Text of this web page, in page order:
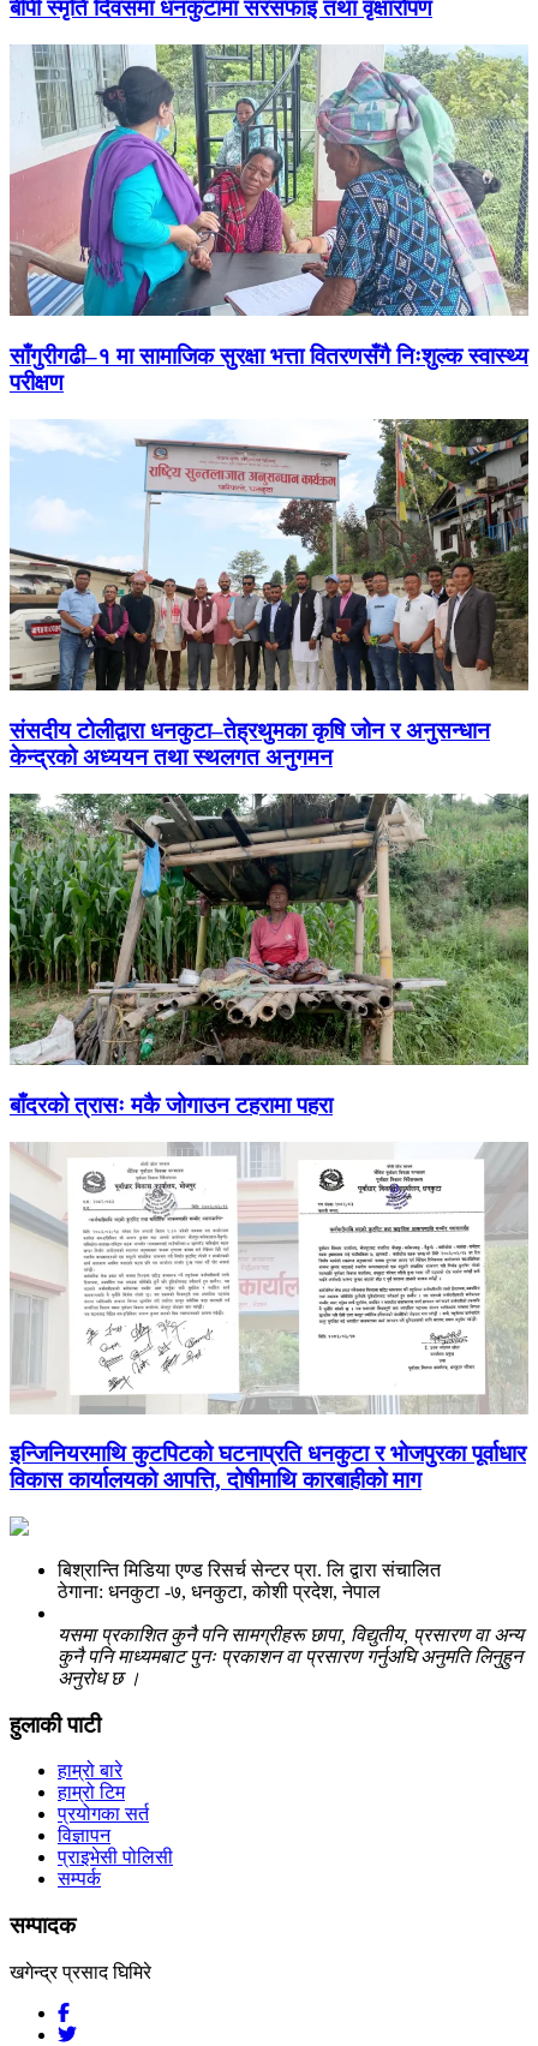
बीपी स्मृति दिवसमा धनकुटामा सरसफाइ तथा वृक्षारोपण
साँगुरीगढी–१ मा सामाजिक सुरक्षा भत्ता वितरणसँगै निःशुल्क स्वास्थ्य
परीक्षण
संसदीय टोलीद्वारा धनकुटा–तेह्रथुमका कृषि जोन र अनुसन्धान
केन्द्रको अध्ययन तथा स्थलगत अनुगमन
बाँदरको त्रासः मकै जोगाउन टहरामा पहरा
इन्जिनियरमाथि कुटपिटको घटनाप्रति धनकुटा र भोजपुरका पूर्वाधार
विकास कार्यालयको आपत्ति, दोषीमाथि कारबाहीको माग
बिश्रान्ति मिडिया एण्ड रिसर्च सेन्टर प्रा. लि द्वारा संचालित
ठेगाना: धनकुटा -७, धनकुटा, कोशी प्रदेश, नेपाल
यसमा प्रकाशित कुनै पनि सामग्रीहरू छापा, विद्युतीय, प्रसारण वा अन्य
कुनै पनि माध्यमबाट पुनः प्रकाशन वा प्रसारण गर्नुअघि अनुमति लिनुहुन
अनुरोध छ ।
हुलाकी पाटी
हाम्रो बारे
हाम्रो टिम
प्रयोगका सर्त
विज्ञापन
प्राइभेसी पोलिसी
सम्पर्क
सम्पादक
खगेन्द्र प्रसाद घिमिरे